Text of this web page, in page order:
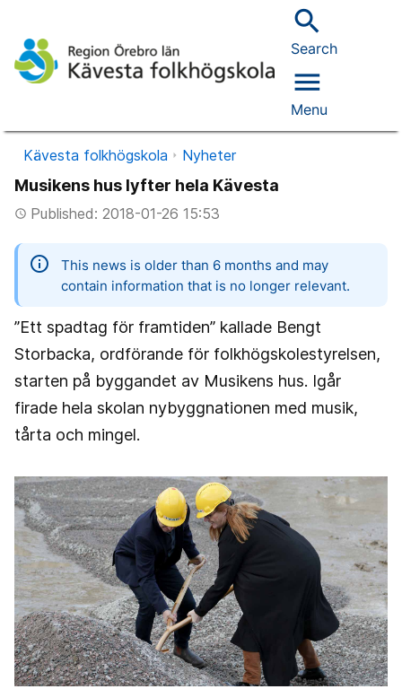
search
Search
menu
Menu
Kävesta folkhögskola Nyheter
Musikens hus lyfter hela Kävesta
access_timePublished: 2018-01-26 15:53
information
This news is older than 6 months and may
contain information that is no longer relevant.
”Ett spadtag för framtiden” kallade Bengt
Storbacka, ordförande för folkhögskolestyrelsen,
starten på byggandet av Musikens hus. Igår
firade hela skolan nybyggnationen med musik,
tårta och mingel.